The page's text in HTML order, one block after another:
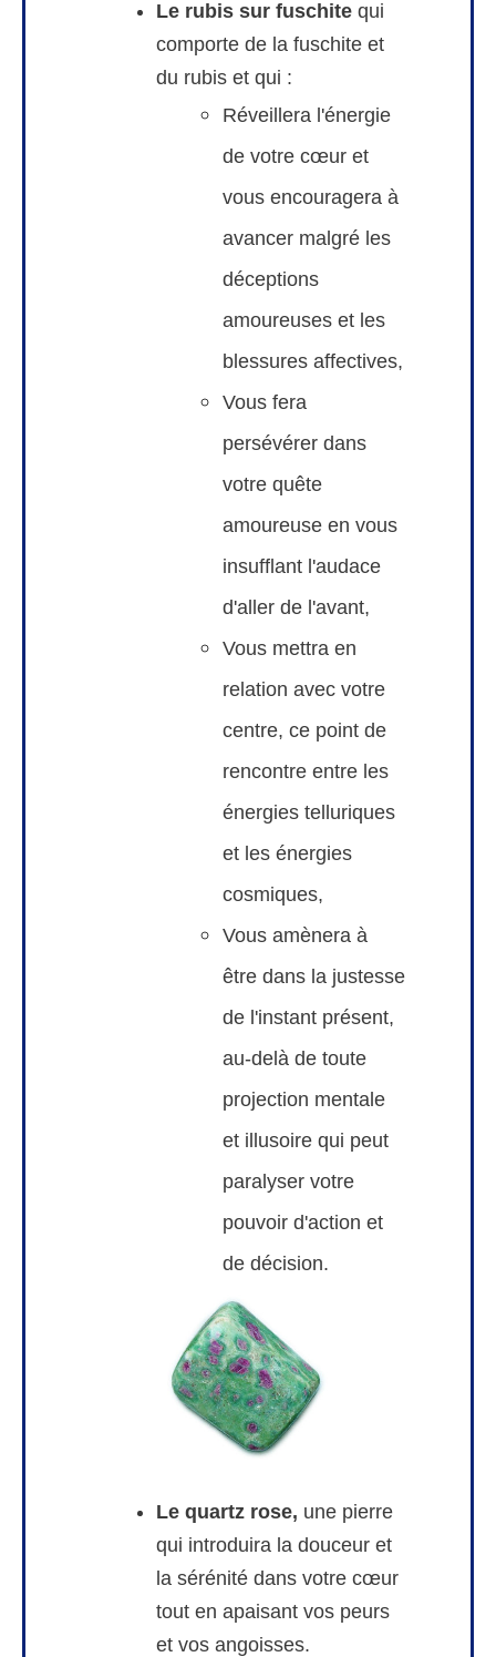
Le rubis sur fuschite qui
comporte de la fuschite et
du rubis et qui :
Réveillera l'énergie
de votre cœur et
vous encouragera à
avancer malgré les
déceptions
amoureuses et les
blessures affectives,
Vous fera
persévérer dans
votre quête
amoureuse en vous
insufflant l'audace
d'aller de l'avant,
Vous mettra en
relation avec votre
centre, ce point de
rencontre entre les
énergies telluriques
et les énergies
cosmiques,
Vous amènera à
être dans la justesse
de l'instant présent,
au-delà de toute
projection mentale
et illusoire qui peut
paralyser votre
pouvoir d'action et
de décision.
Le quartz rose, une pierre
qui introduira la douceur et
la sérénité dans votre cœur
tout en apaisant vos peurs
et vos angoisses.